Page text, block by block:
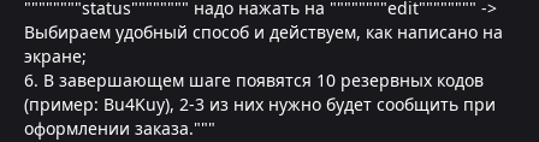
""""""""status"""""""" надо нажать на """"""""edit"""""""" ->
Выбираем удобный способ и действуем, как написано на
экране;
6. В завершающем шаге появятся 10 резервных кодов
(пример: Bu4Kuy), 2-3 из них нужно будет сообщить при
оформлении заказа."""